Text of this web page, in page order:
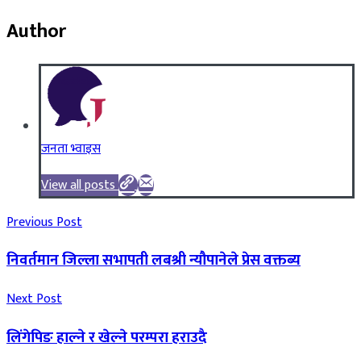
Author
जनता भ्वाइस
View all posts
Previous Post
निवर्तमान जिल्ला सभापती लबश्री न्यौपानेले प्रेस वक्तब्य
Next Post
लिंगेपिङ हाल्ने र खेल्ने परम्परा हराउदै